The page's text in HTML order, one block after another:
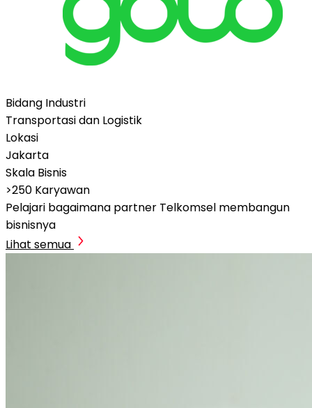
Bidang Industri
Transportasi dan Logistik
Lokasi
Jakarta
Skala Bisnis
>250 Karyawan
Pelajari bagaimana partner Telkomsel membangun
bisnisnya
Lihat semua